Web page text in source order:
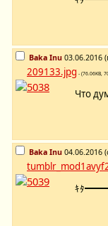
Baka Inu 03.06.2016
209133.jpg - (76.06KB,
Что
Baka Inu 04.06.2016
ｷﾀ